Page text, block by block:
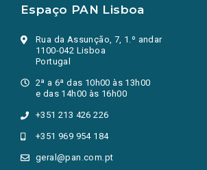
Espaço PAN Lisboa
Rua da Assunção, 7, 1.º andar
1100-042 Lisboa
Portugal
2ª a 6ª das 10h00 às 13h00
e das 14h00 às 16h00
+351 213 426 226
+351 969 954 184
geral@pan.com.pt